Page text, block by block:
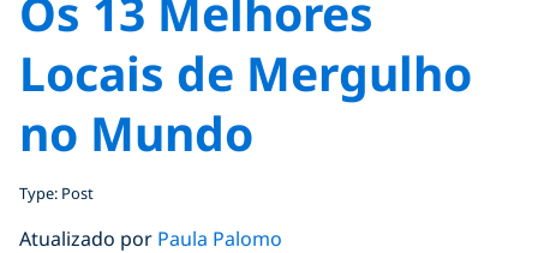
Locais de Mergulho
no Mundo
Type: Post
Atualizado por Paula Palomo